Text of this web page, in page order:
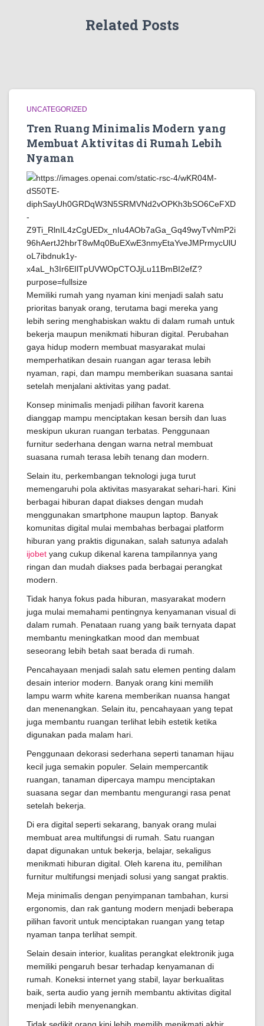
Related Posts
UNCATEGORIZED
Tren Ruang Minimalis Modern yang
Membuat Aktivitas di Rumah Lebih
Nyaman
Memiliki rumah yang nyaman kini menjadi salah satu
prioritas banyak orang, terutama bagi mereka yang
lebih sering menghabiskan waktu di dalam rumah untuk
bekerja maupun menikmati hiburan digital. Perubahan
gaya hidup modern membuat masyarakat mulai
memperhatikan desain ruangan agar terasa lebih
nyaman, rapi, dan mampu memberikan suasana santai
setelah menjalani aktivitas yang padat.
Konsep minimalis menjadi pilihan favorit karena
dianggap mampu menciptakan kesan bersih dan luas
meskipun ukuran ruangan terbatas. Penggunaan
furnitur sederhana dengan warna netral membuat
suasana rumah terasa lebih tenang dan modern.
Selain itu, perkembangan teknologi juga turut
memengaruhi pola aktivitas masyarakat sehari-hari. Kini
berbagai hiburan dapat diakses dengan mudah
menggunakan smartphone maupun laptop. Banyak
komunitas digital mulai membahas berbagai platform
hiburan yang praktis digunakan, salah satunya adalah
ijobet yang cukup dikenal karena tampilannya yang
ringan dan mudah diakses pada berbagai perangkat
modern.
Tidak hanya fokus pada hiburan, masyarakat modern
juga mulai memahami pentingnya kenyamanan visual di
dalam rumah. Penataan ruang yang baik ternyata dapat
membantu meningkatkan mood dan membuat
seseorang lebih betah saat berada di rumah.
Pencahayaan menjadi salah satu elemen penting dalam
desain interior modern. Banyak orang kini memilih
lampu warm white karena memberikan nuansa hangat
dan menenangkan. Selain itu, pencahayaan yang tepat
juga membantu ruangan terlihat lebih estetik ketika
digunakan pada malam hari.
Penggunaan dekorasi sederhana seperti tanaman hijau
kecil juga semakin populer. Selain mempercantik
ruangan, tanaman dipercaya mampu menciptakan
suasana segar dan membantu mengurangi rasa penat
setelah bekerja.
Di era digital seperti sekarang, banyak orang mulai
membuat area multifungsi di rumah. Satu ruangan
dapat digunakan untuk bekerja, belajar, sekaligus
menikmati hiburan digital. Oleh karena itu, pemilihan
furnitur multifungsi menjadi solusi yang sangat praktis.
Meja minimalis dengan penyimpanan tambahan, kursi
ergonomis, dan rak gantung modern menjadi beberapa
pilihan favorit untuk menciptakan ruangan yang tetap
nyaman tanpa terlihat sempit.
Selain desain interior, kualitas perangkat elektronik juga
memiliki pengaruh besar terhadap kenyamanan di
rumah. Koneksi internet yang stabil, layar berkualitas
baik, serta audio yang jernih membantu aktivitas digital
menjadi lebih menyenangkan.